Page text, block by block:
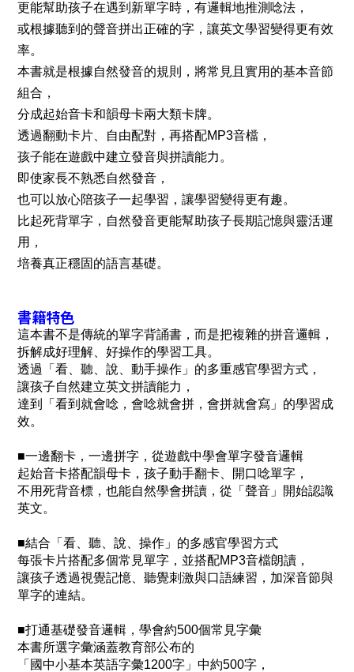
更能幫助孩子在遇到新單字時，有邏輯地推測唸法，
或根據聽到的聲音拼出正確的字，讓英文學習變得更有效
率。
本書就是根據自然發音的規則，將常見且實用的基本音節
組合，
分成起始音卡和韻母卡兩大類卡牌。
透過翻動卡片、自由配對，再搭配MP3音檔，
孩子能在遊戲中建立發音與拼讀能力。
即使家長不熟悉自然發音，
也可以放心陪孩子一起學習，讓學習變得更有趣。
比起死背單字，自然發音更能幫助孩子長期記憶與靈活運
用，
培養真正穩固的語言基礎。
書籍特色
這本書不是傳統的單字背誦書，而是把複雜的拼音邏輯，
拆解成好理解、好操作的學習工具。
透過「看、聽、說、動手操作」的多重感官學習方式，
讓孩子自然建立英文拼讀能力，
達到「看到就會唸，會唸就會拼，會拼就會寫」的學習成
效。
■一邊翻卡，一邊拼字，從遊戲中學會單字發音邏輯
起始音卡搭配韻母卡，孩子動手翻卡、開口唸單字，
不用死背音標，也能自然學會拼讀，從「聲音」開始認識
英文。
■結合「看、聽、說、操作」的多感官學習方式
每張卡片搭配多個常見單字，並搭配MP3音檔朗讀，
讓孩子透過視覺記憶、聽覺刺激與口語練習，加深音節與
單字的連結。
■打通基礎發音邏輯，學會約500個常見字彙
本書所選字彙涵蓋教育部公布的
「國中小基本英語字彙1200字」中約500字，